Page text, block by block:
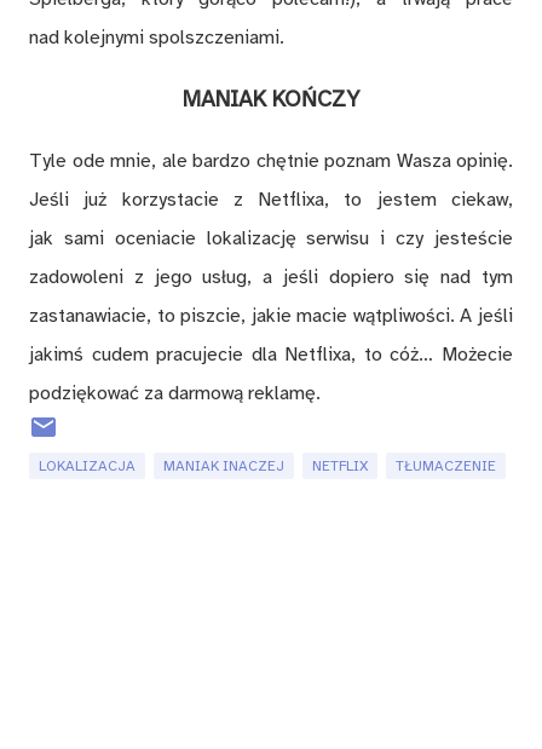
nad kolejnymi spolszczeniami.
MANIAK KOŃCZY
Tyle ode mnie, ale bardzo chętnie poznam Wasza opinię.
Jeśli już korzystacie z Netflixa, to jestem ciekaw,
jak sami oceniacie lokalizację serwisu i czy jesteście
zadowoleni z jego usług, a jeśli dopiero się nad tym
zastanawiacie, to piszcie, jakie macie wątpliwości. A jeśli
jakimś cudem pracujecie dla Netflixa, to cóż… Możecie
podziękować za darmową reklamę.
LOKALIZACJA MANIAK INACZEJ NETFLIX TŁUMACZENIE